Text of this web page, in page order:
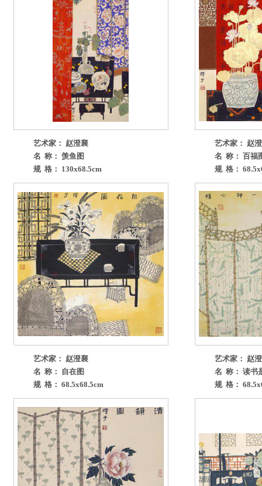
艺术家： 赵澄襄
名 称： 羡鱼图
规 格： 130x68.5cm
艺术家： 赵
名 称： 百福
规 格：
艺术家： 赵澄襄
名 称： 自在图
规 格： 68.5x68.5cm
艺术家： 赵
名 称： 读书
规 格：